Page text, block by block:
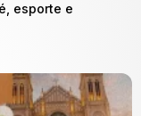
esporte e